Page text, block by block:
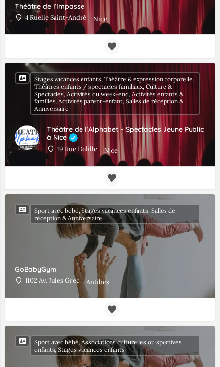
Théâtre de l’Impasse
4 Ruelle Saint-André Nice
Théâtre de l’Alphabet – Spectacles Jeune Public
à Nice
19 Rue Delille Nice
Stages vacances enfants, Théâtre & expression corporelle,
Théâtres enfants / spectacles familiaux, Culture &
Spectacles, Activités du week-end, Activités enfants &
familles, Activités parent-enfant, Salles de réception &
Anniversaire
GoBabyGym
1102 Av. Jules Grec Antibes
Sport avec bébé, Stages vacances enfants, Salles de
réception & Anniversaire
Sport avec bébé, Associations culturelles ou sportives
enfants, Stages vacances enfants